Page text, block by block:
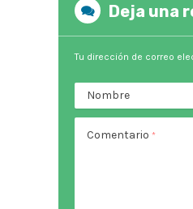
Deja una
Tu dirección de correo
Nombre
Comentario *